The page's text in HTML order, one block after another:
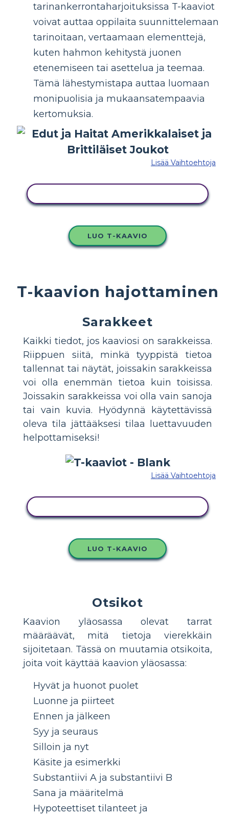
tarinankerrontaharjoituksissa T-kaaviot
voivat auttaa oppilaita suunnittelemaan
tarinoitaan, vertaamaan elementtejä,
kuten hahmon kehitystä juonen
etenemiseen tai asettelua ja teemaa.
Tämä lähestymistapa auttaa luomaan
monipuolisia ja mukaansatempaavia
kertomuksia.
Lisää Vaihtoehtoja
LUO T-KAAVIO
T-kaavion hajottaminen
Sarakkeet
Kaikki tiedot, jos kaaviosi on sarakkeissa.
Riippuen siitä, minkä tyyppistä tietoa
tallennat tai näytät, joissakin sarakkeissa
voi olla enemmän tietoa kuin toisissa.
Joissakin sarakkeissa voi olla vain sanoja
tai vain kuvia. Hyödynnä käytettävissä
oleva tila jättääksesi tilaa luettavuuden
helpottamiseksi!
Lisää Vaihtoehtoja
LUO T-KAAVIO
Otsikot
Kaavion yläosassa olevat tarrat
määräävät, mitä tietoja vierekkäin
sijoitetaan. Tässä on muutamia otsikoita,
joita voit käyttää kaavion yläosassa:
Hyvät ja huonot puolet
Luonne ja piirteet
Ennen ja jälkeen
Syy ja seuraus
Silloin ja nyt
Käsite ja esimerkki
Substantiivi A ja substantiivi B
Sana ja määritelmä
Hypoteettiset tilanteet ja